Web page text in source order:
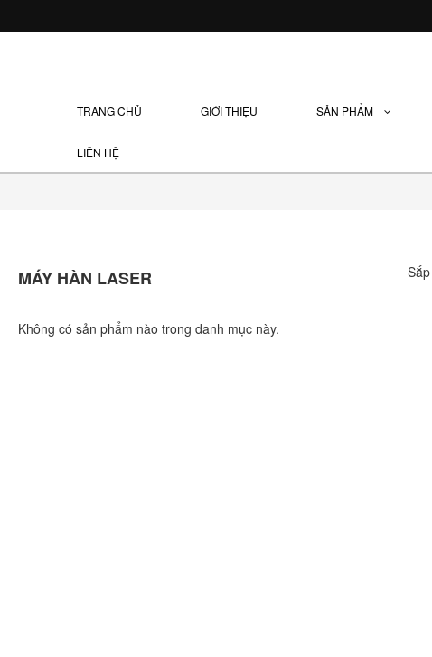
TRANG CHỦ GIỚI THIỆU SẢN PHẨM
LIÊN HỆ
MÁY HÀN LASER
Không có sản phẩm nào trong danh mục này.